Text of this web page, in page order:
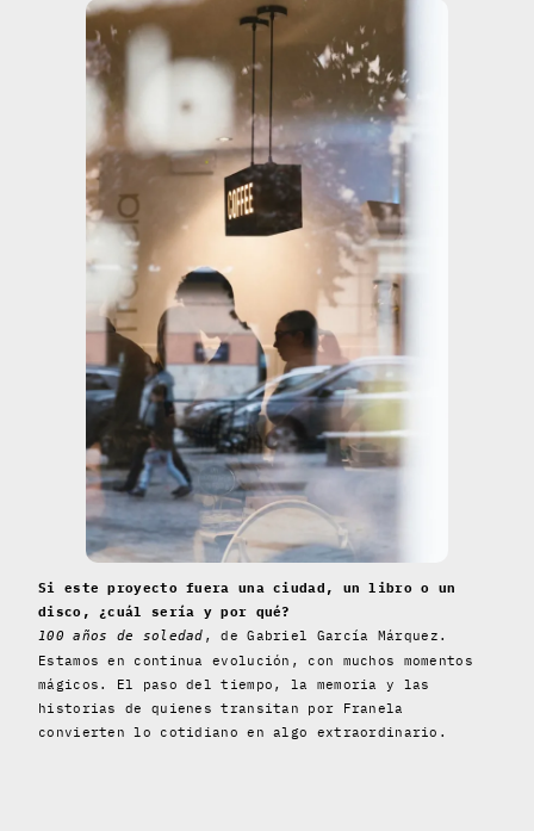
Si este proyecto fuera una ciudad, un libro o un
disco, ¿cuál sería y por qué?
100 años de soledad , de Gabriel García Márquez.
Estamos en continua evolución, con muchos momentos
mágicos. El paso del tiempo, la memoria y las
historias de quienes transitan por Franela
convierten lo cotidiano en algo extraordinario.